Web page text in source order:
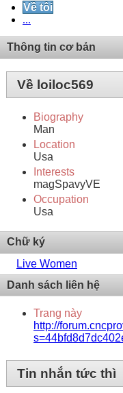
Về tôi
...
Thông tin cơ bản
Về loiloc569
Biography
Man
Location
Usa
Interests
magSpavyVE
Occupation
Usa
Chữ ký
Live Women
Danh sách liên hệ
Trang này
http://
Tin nhắn tức thì